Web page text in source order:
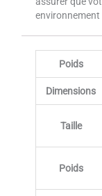
environnement
Poids
Dimensions
Taille
Poids